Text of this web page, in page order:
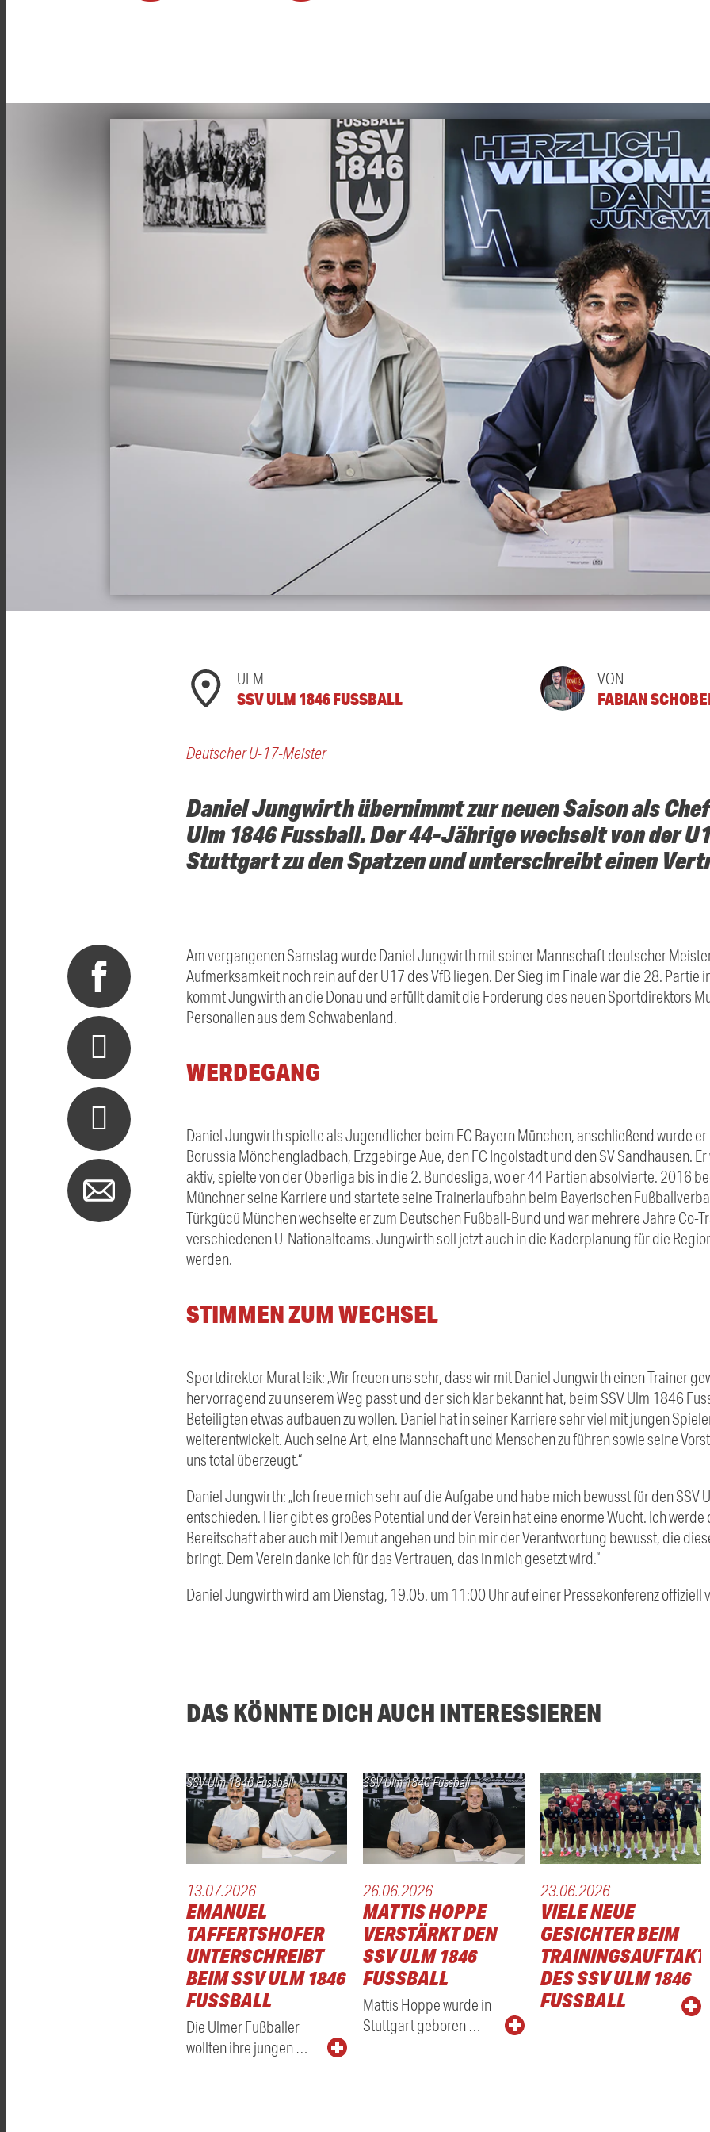
ULM
SSV ULM 1846 FUSSBALL
VON
FABIAN
Deutscher U-17-Meister
Daniel Jungwirth übernimmt zur neuen Saison als
Ulm 1846 Fussball. Der 44-Jährige wechselt von der
Stuttgart zu den Spatzen und unterschreibt einen
Am vergangenen Samstag wurde Daniel Jungwirth mit seiner Mannschaft deutscher
Aufmerksamkeit noch rein auf der U17 des VfB liegen. Der Sieg im Finale war die 28. Partie
kommt Jungwirth an die Donau und erfüllt damit die Forderung des neuen Sportdirektors
Personalien aus dem Schwabenland.
WERDEGANG
Daniel Jungwirth spielte als Jugendlicher beim FC Bayern München, anschließend wurde
Borussia Mönchengladbach, Erzgebirge Aue, den FC Ingolstadt und den SV Sandhausen.
aktiv, spielte von der Oberliga bis in die 2. Bundesliga, wo er 44 Partien absolvierte. 2016
Münchner seine Karriere und startete seine Trainerlaufbahn beim Bayerischen
Türkgücü München wechselte er zum Deutschen Fußball-Bund und war mehrere Jahre Co-
verschiedenen U-Nationalteams. Jungwirth soll jetzt auch in die Kaderplanung für die
werden.
STIMMEN ZUM WECHSEL
Sportdirektor Murat Isik: „Wir freuen uns sehr, dass wir mit Daniel Jungwirth einen Trainer
hervorragend zu unserem Weg passt und der sich klar bekannt hat, beim SSV Ulm 1846
Beteiligten etwas aufbauen zu wollen. Daniel hat in seiner Karriere sehr viel mit jungen
weiterentwickelt. Auch seine Art, eine Mannschaft und Menschen zu führen sowie seine
uns total überzeugt.“
Daniel Jungwirth: „Ich freue mich sehr auf die Aufgabe und habe mich bewusst für den SSV
entschieden. Hier gibt es großes Potential und der Verein hat eine enorme Wucht. Ich
Bereitschaft aber auch mit Demut angehen und bin mir der Verantwortung bewusst, die
bringt. Dem Verein danke ich für das Vertrauen, das in mich gesetzt wird.“
Daniel Jungwirth wird am Dienstag, 19.05. um 11:00 Uhr auf einer Pressekonferenz offiziell
DAS KÖNNTE DICH AUCH INTERESSIEREN
SSV Ulm 1846 Fussball
13.07.2026
EMANUEL
TAFFERTSHOFER
UNTERSCHREIBT
BEIM SSV ULM 1846
FUSSBALL
Die Ulmer Fußballer
wollten ihre jungen …
SSV Ulm 1846 Fussball
26.06.2026
MATTIS HOPPE
VERSTÄRKT DEN
SSV ULM 1846
FUSSBALL
Mattis Hoppe wurde in
Stuttgart geboren …
23.06.2026
VIELE NEUE
GESICHTER BEIM
TRAININGSAUFTAKT
DES SSV ULM 1846
FUSSBALL